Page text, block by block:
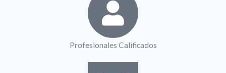
Profesionales Calificados